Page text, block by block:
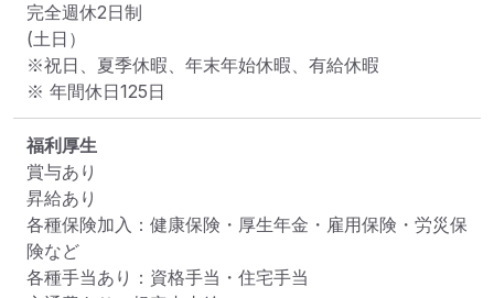
完全週休2日制
(土日）
※祝日、夏季休暇、年末年始休暇、有給休暇
※ 年間休日125日
福利厚生
賞与あり
昇給あり
各種保険加入：健康保険・厚生年金・雇用保険・労災保
険など
各種手当あり：資格手当・住宅手当